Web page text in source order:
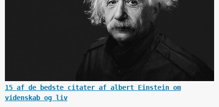
15 af de bedste citater af albert Einstein om
videnskab og liv